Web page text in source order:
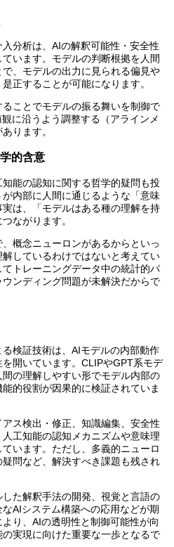
分析は、AIの解釈可能性・安全性
います。モデルの判断根拠を人間
、モデルの出力に見られる偏見や
正することが可能になります。
ことでモデルの振る舞いを制御で
に沿うよう調整する（アラインメ
ります。
的含意
能の認知に関する哲学的疑問も投
内部に人間に通じるような「意味
は、「モデルはある種の理解を持
ながります。
概念ニューロンがあるからといっ
しているわけではないと考えてい
トレーニングデータ中の統計的パ
ンディング問題が未解決だからで
検証技術は、AIモデルの内部動作
開いています。CLIPやGPT系モデ
の理解しやすい形でモデル内部の
的役割が因果的に検証されていま
ス検出・修正、知識編集、安全性
工知能の認知メカニズムや意味理
います。ただし、多義的ニューロ
問など、解決すべき課題も残され
た解釈手法の開発、視覚と言語の
AIシステム構築への応用などが期
り、AIの透明性と制御可能性が向
実現に向けた重要な一歩となるで